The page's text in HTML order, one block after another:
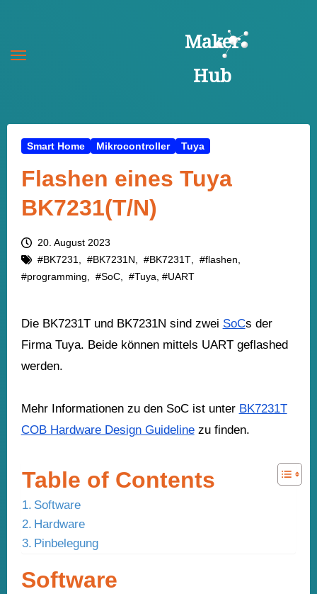
springen
Maker
Hub
Smart Home Mikrocontroller Tuya
Flashen eines Tuya
BK7231(T/N)
20. August 2023
#BK7231
#BK7231N #BK7231T, #flashen
#programming
#SoC, #Tuya #UART
Die BK7231T und BK7231N sind zwei SoCs der
Firma Tuya. Beide können mittels UART geflashed
werden.
Mehr Informationen zu den SoC ist unter BK7231T
COB Hardware Design Guidelinezu finden.
Table of Contents
Software
Hardware
Pinbelegung
Software